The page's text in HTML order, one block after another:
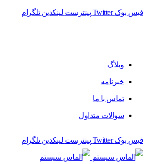
فیس بوک Twitter پینترست لینکدین تلگرام
وبلاگ
خبرنامه
تماس با ما
سوالات متداول
فیس بوک Twitter پینترست لینکدین تلگرام